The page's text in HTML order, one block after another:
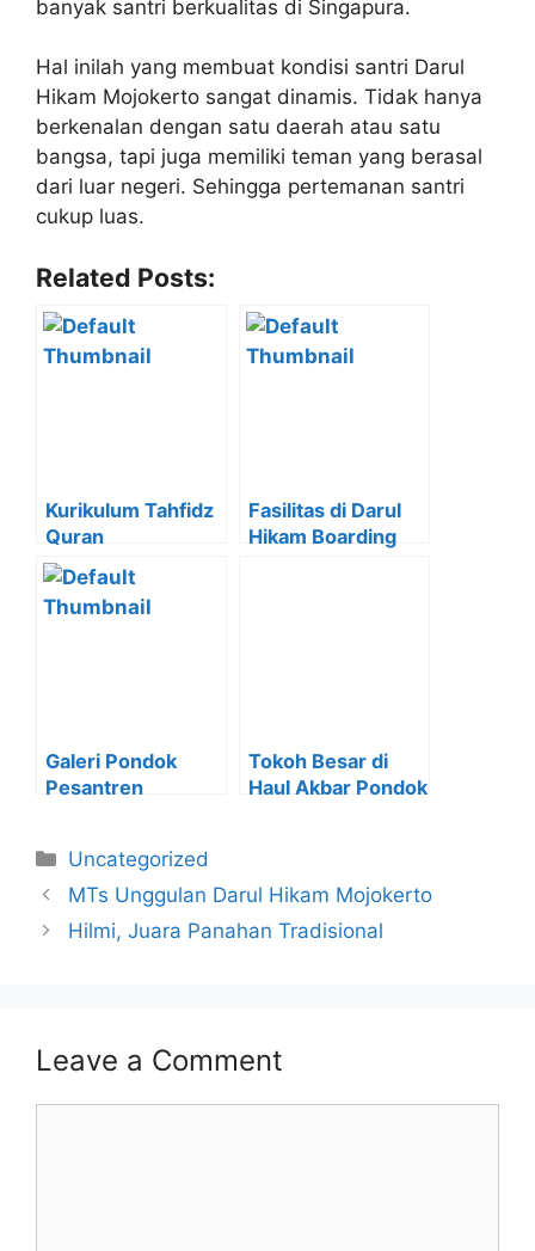
banyak santri berkualitas di Singapura.
Hal inilah yang membuat kondisi santri Darul
Hikam Mojokerto sangat dinamis. Tidak hanya
berkenalan dengan satu daerah atau satu
bangsa, tapi juga memiliki teman yang berasal
dari luar negeri. Sehingga pertemanan santri
cukup luas.
Related Posts:
Kurikulum Tahfidz
Quran
Fasilitas di Darul
Hikam Boarding
Galeri Pondok
Pesantren
Tokoh Besar di
Haul Akbar Pondok
Uncategorized
MTs Unggulan Darul Hikam Mojokerto
Hilmi, Juara Panahan Tradisional
Leave a Comment